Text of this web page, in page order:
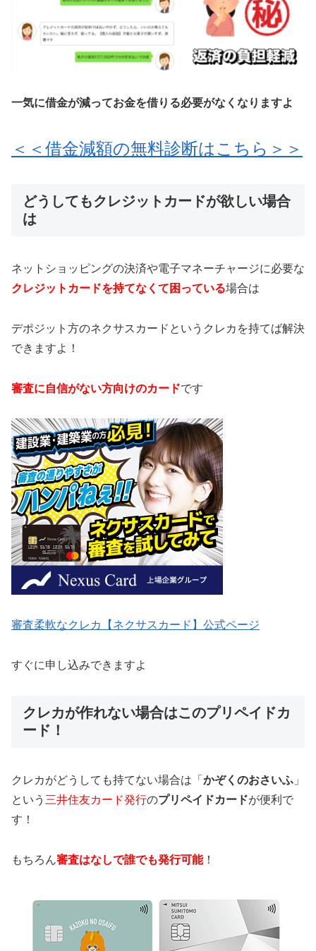
一気に借金が減ってお金を借りる必要がなくなりますよ
＜＜借金減額の無料診断はこちら＞＞
どうしてもクレジットカードが欲しい場合
は
ネットショッピングの決済や電子マネーチャージに必要な
クレジットカードを持てなくて困っている場合は
デポジット方のネクサスカードというクレカを持てば解決
できますよ！
審査に自信がない方向けのカードです
審査柔軟なクレカ【ネクサスカード】公式ページ
すぐに申し込みできますよ
クレカが作れない場合はこのプリペイドカ
ード！
クレカがどうしても持てない場合は「 かぞくのおさいふ 」
という 三井住友カード発行のプリペイドカードが便利で
す！
もちろん審査はなしで誰でも発行可能！